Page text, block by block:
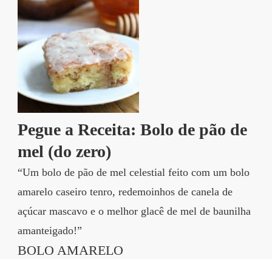
Pegue a Receita: Bolo de pão de
mel (do zero)
“Um bolo de pão de mel celestial feito com um bolo
amarelo caseiro tenro, redemoinhos de canela de
açúcar mascavo e o melhor glacê de mel de baunilha
amanteigado!”
BOLO AMARELO